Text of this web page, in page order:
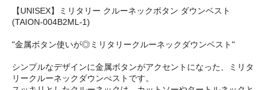
【UNISEX】ミリタリー クルーネックボタン ダウンベスト
(TAION-004B2ML-1)
"金属ボタン使いが◎ミリタリークルーネックダウンベスト"
シンプルなデザインに金属ボタンがアクセントになった、ミリタ
リークルーネックダウンべストです。